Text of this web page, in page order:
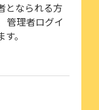
となられる方
管理者ログイ
。